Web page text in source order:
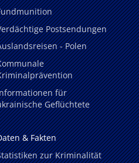
Postsendungen
- Polen
für
Geflüchtete
& Fakten
zur Kriminalität